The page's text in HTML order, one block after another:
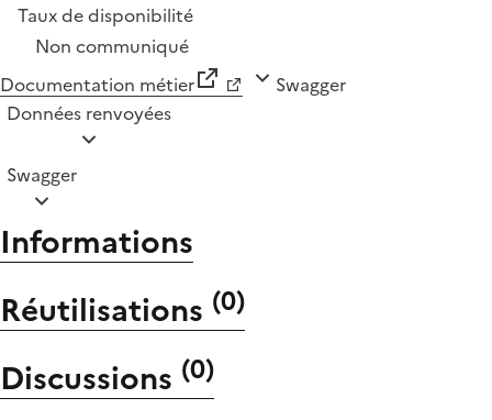
Taux de disponibilité
Non communiqué
Documentation métier
Swagger
Données renvoyées
Swagger
Informations
Réutilisations (0)
Discussions (0)